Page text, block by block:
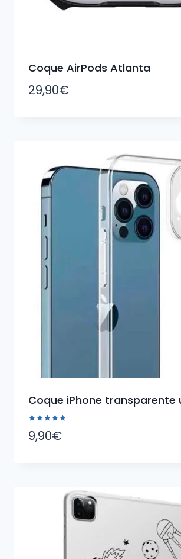
Coque AirPods Atlanta
29,90€
Coque iPhone transparente
5.00
sur 5
9,90€